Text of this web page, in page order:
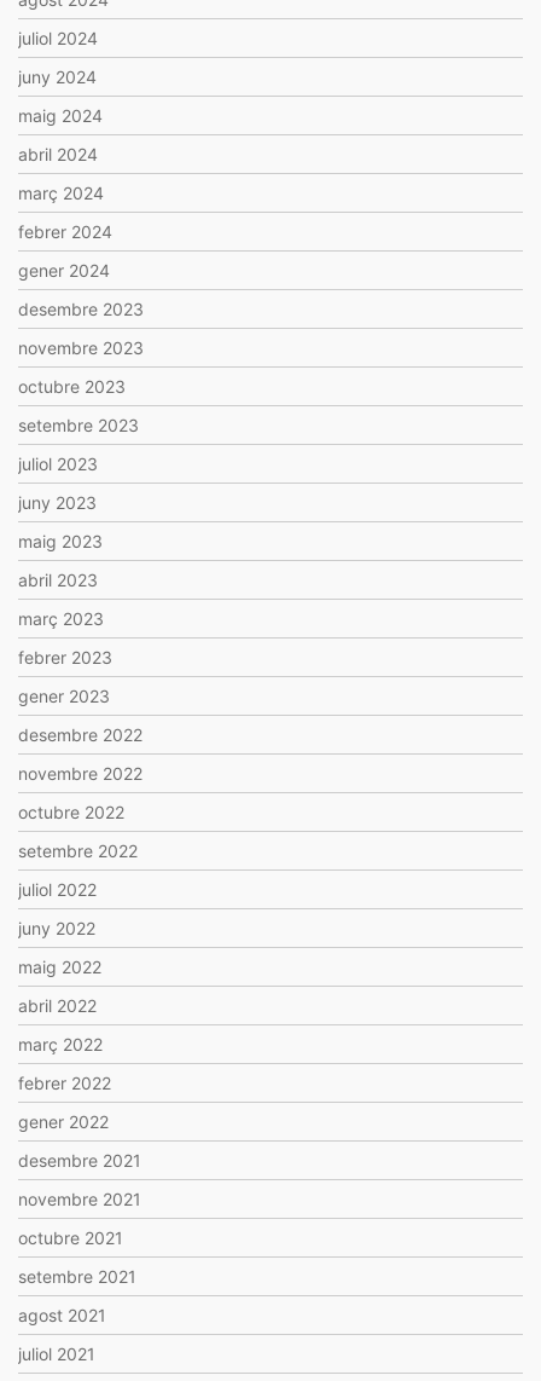
juliol 2024
juny 2024
maig 2024
abril 2024
març 2024
febrer 2024
gener 2024
desembre 2023
novembre 2023
octubre 2023
setembre 2023
juliol 2023
juny 2023
maig 2023
abril 2023
març 2023
febrer 2023
gener 2023
desembre 2022
novembre 2022
octubre 2022
setembre 2022
juliol 2022
juny 2022
maig 2022
abril 2022
març 2022
febrer 2022
gener 2022
desembre 2021
novembre 2021
octubre 2021
setembre 2021
agost 2021
juliol 2021